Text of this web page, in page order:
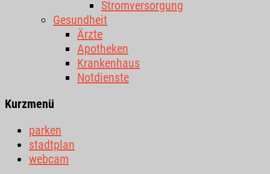
Stromversorgung
Gesundheit
Ärzte
Apotheken
Krankenhaus
Notdienste
Kurzmenü
parken
stadtplan
webcam